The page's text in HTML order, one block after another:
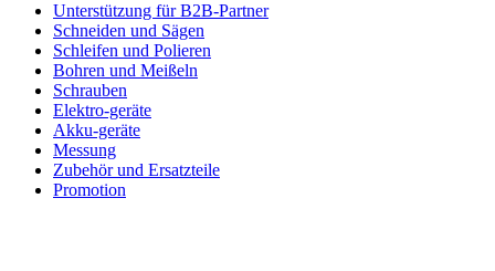
Unterstützung für B2B-Partner
Schneiden und Sägen
Schleifen und Polieren
Bohren und Meißeln
Schrauben
Elektro-geräte
Akku-geräte
Messung
Zubehör und Ersatzteile
Promotion